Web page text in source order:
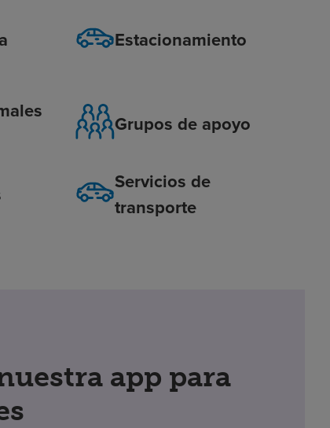
Estacionamiento
Grupos de apoyo
Servicios de
transporte
app para